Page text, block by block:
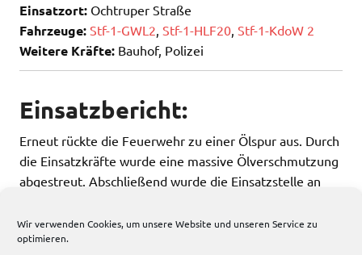
Wir verwenden Cookies, um unsere Website und unseren Service zu
optimieren.
Einsatzort: Ochtruper Straße
Fahrzeuge: Stf-1-GWL2 Stf-1-HLF20 Stf-1-KdoW 2
Weitere Kräfte: Bauhof, Polizei
Einsatzbericht:
Erneut rückte die Feuerwehr zu einer Ölspur aus. Durch
die Einsatzkräfte wurde eine massive Ölverschmutzung
abgestreut. Abschließend wurde die Einsatzstelle an
198 total views